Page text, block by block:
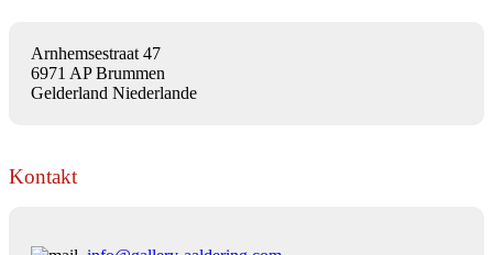
Arnhemsestraat 47
6971 AP Brummen
Gelderland Niederlande
Kontakt